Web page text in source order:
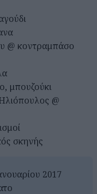
@ κοντραμπάσο
μπουζούκι
@
σκηνής
2017